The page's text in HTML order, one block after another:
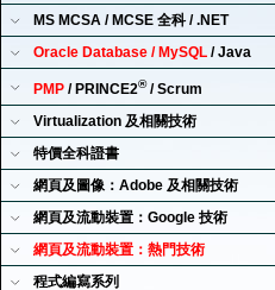
MS MCSA / MCSE 全科 / .NET
Oracle Database / MySQL / Java
PMP / PRINCE2®/ Scrum
Virtualization 及相關技術
特價全科證書
網頁及圖像：Adobe 及相關技術
網頁及流動裝置：Google 技術
網頁及流動裝置：熱門技術
程式編寫系列